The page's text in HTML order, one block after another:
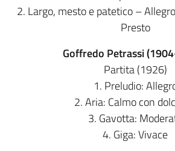
2. Largo, mesto e patetico –
Presto
Goffredo Petrassi
Partita (1926)
1. Preludio:
2. Aria: Calmo con
3. Gavotta:
4. Giga: Vivace